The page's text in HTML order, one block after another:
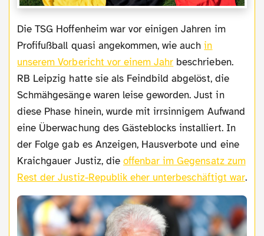
Die TSG Hoffenheim war vor einigen Jahren im
Profifußball quasi angekommen, wie auchin
unserem Vorbericht vor einem Jahr beschrieben.
RB Leipzig hatte sie als Feindbild abgelöst, die
Schmähgesänge waren leise geworden. Just in
diese Phase hinein, wurde mit irrsinnigem Aufwand
eine Überwachung des Gästeblocks installiert. In
der Folge gab es Anzeigen, Hausverbote und eine
Kraichgauer Justiz, die offenbar im Gegensatz zum
Rest der Justiz-Republik eher unterbeschäftigt war.